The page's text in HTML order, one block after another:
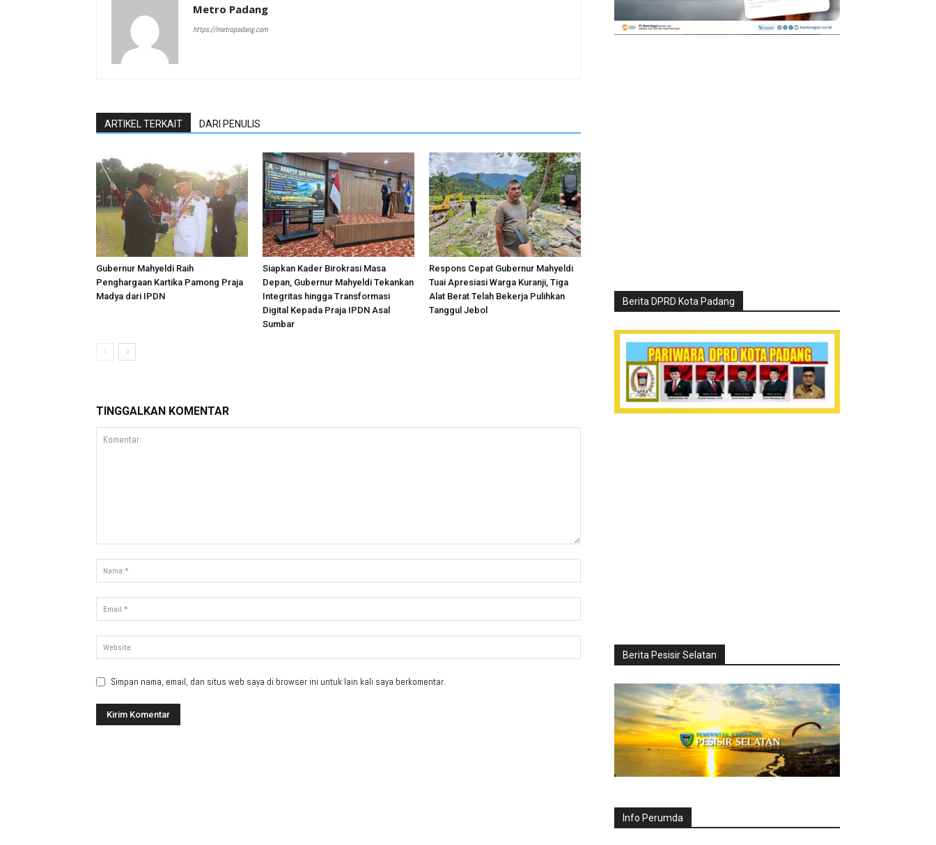
Metro Padang
https://metropadang.com
ARTIKEL TERKAIT DARI PENULIS
Gubernur Mahyeldi Raih
Penghargaan Kartika Pamong Praja
Madya dari IPDN
Siapkan Kader Birokrasi Masa
Depan, Gubernur Mahyeldi Tekankan
Integritas hingga Transformasi
Digital Kepada Praja IPDN Asal
Sumbar
Respons Cepat Gubernur Mahyeldi
Tuai Apresiasi Warga Kuranji, Tiga
Alat Berat Telah Bekerja Pulihkan
Tanggul Jebol
TINGGALKAN KOMENTAR
Simpan nama, email, dan situs web saya di browser ini untuk lain kali saya berkomentar.
Berita DPRD Kota Padang
Berita Pesisir Selatan
Info Perumda